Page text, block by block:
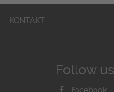
KONTAKT
Follow us
Facebook